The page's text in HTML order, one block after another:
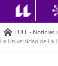
ULL - Noticias